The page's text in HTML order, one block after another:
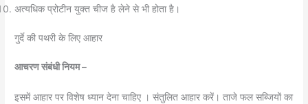
अत्यधिक प्रोटीन युक्त चीज है लेने से भी होता है।
गुर्दे की पथरी के लिए आहार
आचरण संबंधी नियम –
इसमें आहार पर विशेष ध्यान देना चाहिए । संतुलित आहार करें। ताजे फल सब्जियों का